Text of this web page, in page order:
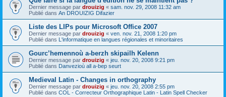
Dernier message par drouizig « sam. nov. 29, 2008 11:32 am
Publié dans An DROUIZIG Difazier
Liste des LIPs pour Microsoft Office 2007
Dernier message par drouizig « ven. nov. 21, 2008 1:20 pm
Publié dans L'informatique en langues régionales et minoritaires
Gourc’hemennoù a-berzh skipailh Kelenn
Dernier message par drouizig « jeu. nov. 20, 2008 9:21 pm
Publié dans Danvezioù all a-bep seurt
Medieval Latin - Changes in orthography
Dernier message par drouizig « jeu. nov. 20, 2008 2:55 pm
Publié dans COL - Correcteur Orthographique Latin - Latin Spell Checker